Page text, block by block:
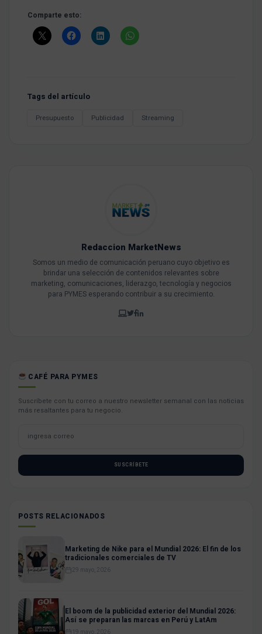
Comparte esto:
Tags del artículo
Presupuesto Publicidad Streaming
Redaccion MarketNews
Somos un medio de comunicación peruano cuyo objetivo es
brindar una selección de contenidos relevantes sobre
marketing, comunicaciones, liderazgo, tecnología y negocios
para PYMES esperando contribuir a su crecimiento.
CAFÉ PARA PYMES
Suscríbete con tu correo a nuestro newsletter semanal con las noticias
más resaltantes para tu negocio.
SUSCRÍBETE
POSTS RELACIONADOS
Marketing de Nike para el Mundial 2026: El fin de los
tradicionales comerciales de TV
29 mayo, 2026
El boom de la publicidad exterior del Mundial 2026:
Así se preparan las marcas en Perú y LatAm
19 mayo, 2026